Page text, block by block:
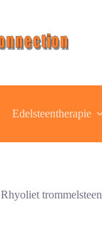
Edelsteentherapie
Rhyoliet trommelsteen